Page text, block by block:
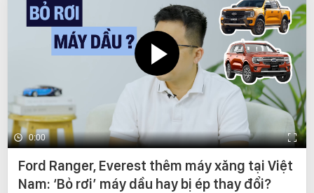
0:00
Ford Ranger, Everest thêm máy xăng tại Việt
Nam: ‘Bỏ rơi’ máy dầu hay bị ép thay đổi?